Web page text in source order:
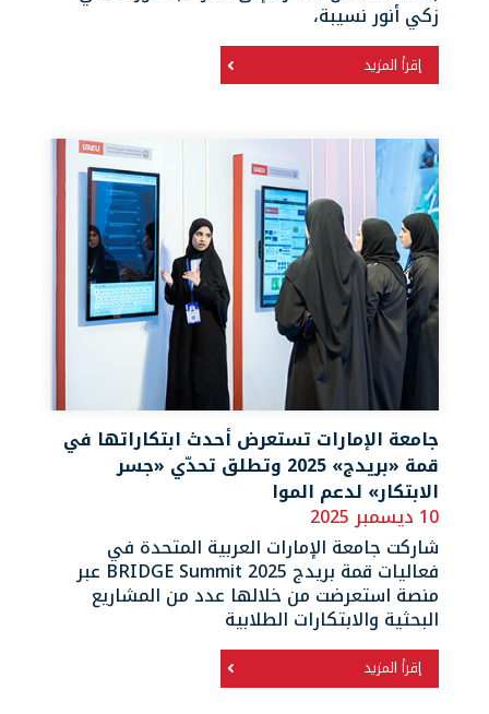
زكي أنور نسيبة،
إقرأ المزيد
جامعة الإمارات تستعرض أحدث ابتكاراتها في
قمة «بريدج» 2025 وتطلق تحدّي «جسر
الابتكار» لدعم الموا
10 ديسمبر 2025
شاركت جامعة الإمارات العربية المتحدة في
فعاليات قمة بريدج BRIDGE Summit 2025 عبر
منصة استعرضت من خلالها عدد من المشاريع
البحثية والابتكارات الطلابية
إقرأ المزيد